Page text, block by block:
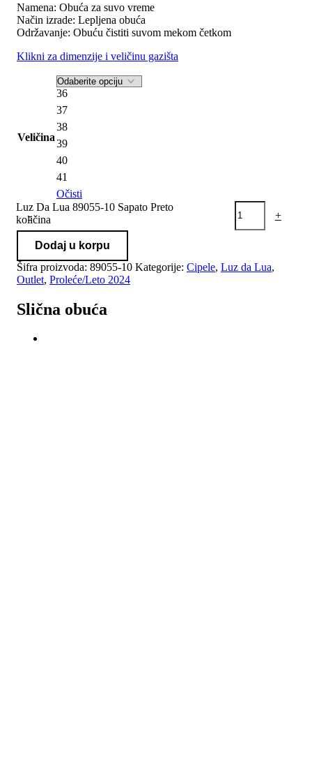
Namena: Obuća za suvo vreme
Način izrade: Lepljena obuća
Održavanje: Obuću čistiti suvom mekom četkom
Klikni za dimenzije i veličinu gazišta
Veličina
36
37
38
39
40
41
Očisti
-
Luz Da Lua 89055-10 Sapato Preto
količina
+
Dodaj u korpu
Šifra proizvoda: 89055-10 Kategorije: Cipele, Luz da Lua,
Outlet, Proleće/Leto 2024
Slična obuća